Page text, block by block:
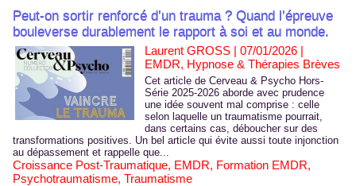
Peut-on sortir renforcé d’un trauma ? Quand l’épreuve
bouleverse durablement le rapport à soi et au monde.
Laurent GROSS | 07/01/2026 |
EMDR, Hypnose & Thérapies Brèves
Cet article de Cerveau & Psycho Hors-
Série 2025-2026 aborde avec prudence
une idée souvent mal comprise : celle
selon laquelle un traumatisme pourrait,
dans certains cas, déboucher sur des
transformations positives. Un bel article qui évite aussi toute injonction
au dépassement et rappelle que...
Croissance Post-Traumatique, EMDR, Formation EMDR,
Psychotraumatisme, Traumatisme